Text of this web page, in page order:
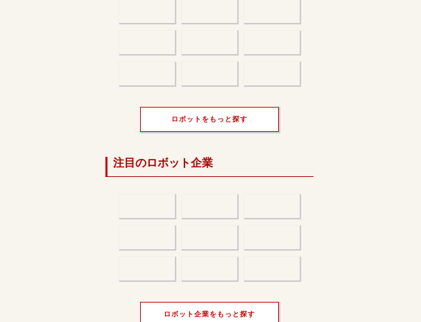
ロボットをもっと探す
注目のロボット企業
ロボット企業をもっと探す